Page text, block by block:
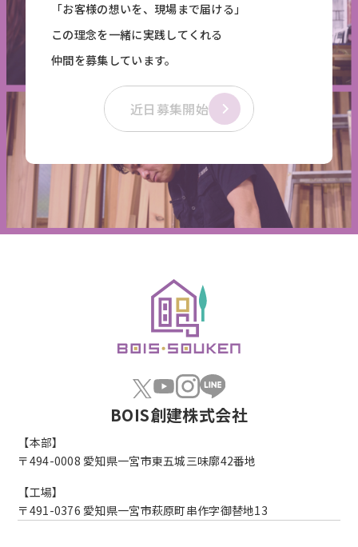
「お客様の想いを、現場まで届ける」
この理念を一緒に実践してくれる
仲間を募集しています。
近日募集開始
BOIS創建株式会社
【本部】
〒494-0008 愛知県一宮市東五城三味廓42番地
【工場】
〒491-0376 愛知県一宮市萩原町串作字御替地13